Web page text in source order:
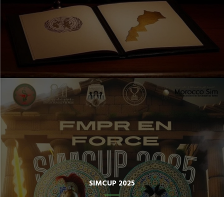
SIMCUP 2025